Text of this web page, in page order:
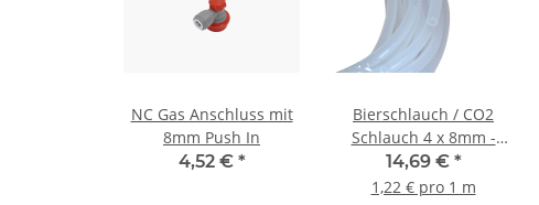
NC Gas Anschluss mit
8mm Push In
4,52 € *
Bierschlauch / CO2
Schlauch 4 x 8mm -
12m
14,69 € *
1,22 € pro 1 m